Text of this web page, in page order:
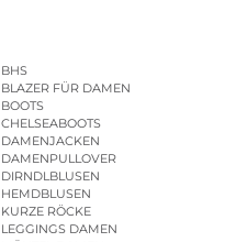
BHS
BLAZER FÜR DAMEN
BOOTS
CHELSEABOOTS
DAMENJACKEN
DAMENPULLOVER
DIRNDLBLUSEN
HEMDBLUSEN
KURZE RÖCKE
LEGGINGS DAMEN